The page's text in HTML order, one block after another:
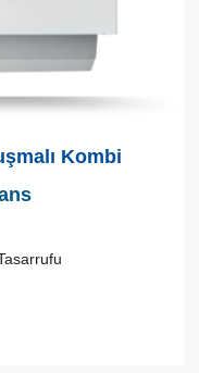
Kombi